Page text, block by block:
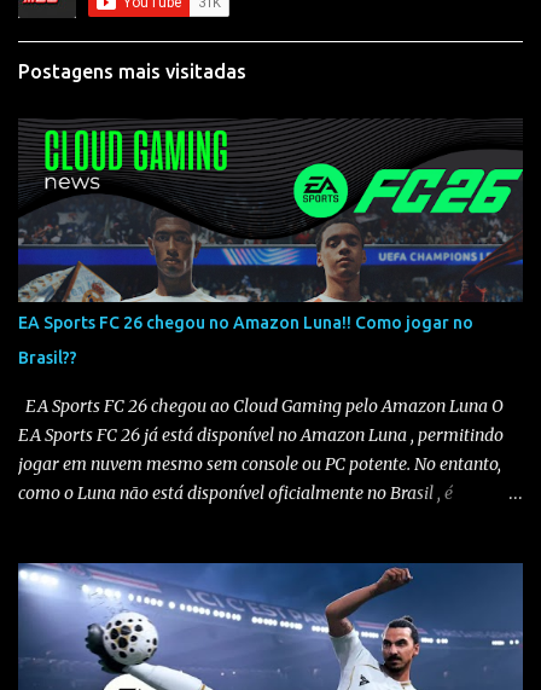
Postagens mais visitadas
EA Sports FC 26 chegou no Amazon Luna!! Como jogar no
Brasil??
EA Sports FC 26 chegou ao Cloud Gaming pelo Amazon Luna O
EA Sports FC 26 já está disponível no Amazon Luna , permitindo
jogar em nuvem mesmo sem console ou PC potente. No entanto,
como o Luna não está disponível oficialmente no Brasil , é
1️⃣ Alterar a região da conta Amazon Acesse sua conta Amazon em
amazon.com . Vá em “Sua Conta” > “Gerenciar Conteúdo e
Dispositivos” . No menu “Preferências” , altere o país/região para
Estados Unidos . Salve as alterações. Você também precisará ter